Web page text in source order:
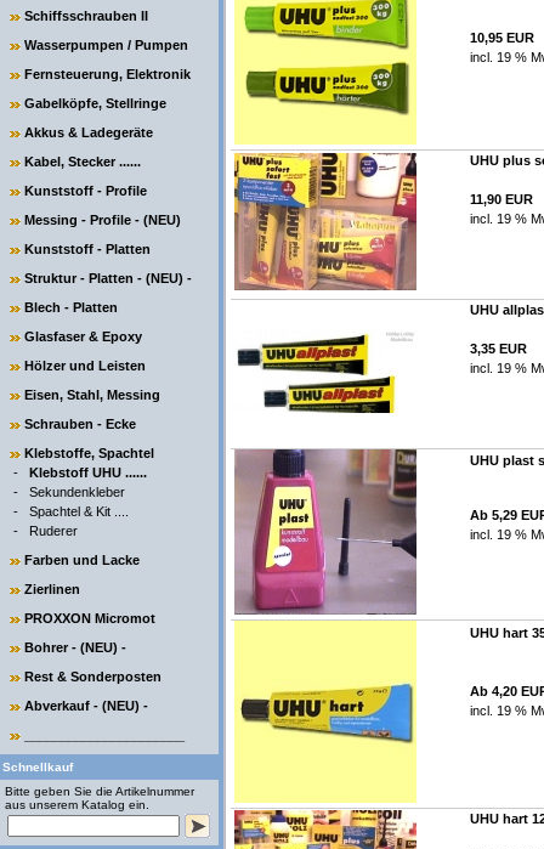
Schiffsschrauben II
Wasserpumpen / Pumpen
Fernsteuerung, Elektronik
Gabelköpfe, Stellringe
Akkus & Ladegeräte
Kabel, Stecker ......
Kunststoff - Profile
Messing - Profile - (NEU)
Kunststoff - Platten
Struktur - Platten - (NEU) -
Blech - Platten
Glasfaser & Epoxy
Hölzer und Leisten
Eisen, Stahl, Messing
Schrauben - Ecke
Klebstoffe, Spachtel
- Klebstoff UHU ......
- Sekundenkleber
- Spachtel & Kit ....
- Ruderer
Farben und Lacke
Zierlinen
PROXXON Micromot
Bohrer - (NEU) -
Rest & Sonderposten
Abverkauf - (NEU) -
Schnellkauf
Bitte geben Sie die Artikelnummer
aus unserem Katalog ein.
10,95 EUR
incl. 19 %
UHU plus
11,90 EUR
incl. 19 %
UHU
3,35 EUR
incl. 19 %
UHU plast
Ab 5,29
incl. 19 %
UHU hart
Ab 4,20
incl. 19 %
UHU hart